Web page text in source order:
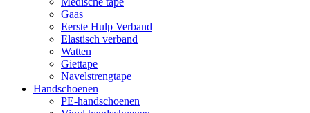
Gaas
Eerste Hulp Verband
Elastisch verband
Watten
Giettape
Navelstrengtape
Handschoenen
PE-handschoenen